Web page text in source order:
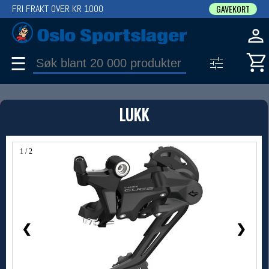
LUKK
1 / 2
❮ ❯
FRI FRAKT OVER KR 1000 GAVEKORT
☰
PRODUKT
Produkter (1)
Bruk filter til å spisse søket